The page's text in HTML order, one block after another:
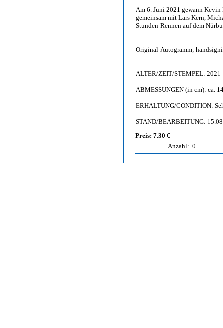
Am 6. Juni 2021 gewann Kevin
gemeinsam mit Lars Kern,
Stunden-Rennen auf dem
Original-Autogramm;
ALTER/ZEIT/STEMPEL: 2021
ABMESSUNGEN (in cm): ca.
ERHALTUNG/CONDITION:
STAND/BEARBEITUNG:
Preis: 7.30 €
Anzahl: 0